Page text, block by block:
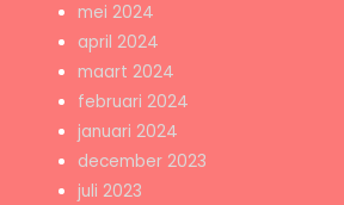
mei 2024
april 2024
maart 2024
februari 2024
januari 2024
december 2023
juli 2023